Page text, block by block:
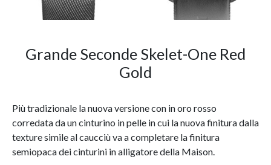
Grande Seconde Skelet-One Red
Gold
Più tradizionale la nuova versione con in oro rosso
corredata da un cinturino in pelle in cui la nuova finitura dalla
texture simile al caucciù va a completare la finitura
semiopaca dei cinturini in alligatore della Maison.